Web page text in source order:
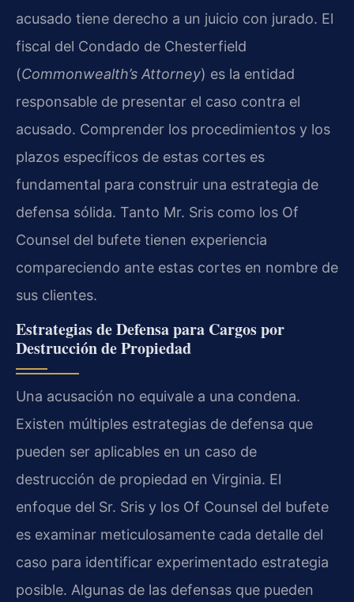
acusado tiene derecho a un juicio con jurado. El
fiscal del Condado de Chesterfield
(Commonwealth’s Attorney) es la entidad
responsable de presentar el caso contra el
acusado. Comprender los procedimientos y los
plazos específicos de estas cortes es
fundamental para construir una estrategia de
defensa sólida. Tanto Mr. Sris como los Of
Counsel del bufete tienen experiencia
compareciendo ante estas cortes en nombre de
sus clientes.
Estrategias de Defensa para Cargos por
Destrucción de Propiedad
Una acusación no equivale a una condena.
Existen múltiples estrategias de defensa que
pueden ser aplicables en un caso de
destrucción de propiedad en Virginia. El
enfoque del Sr. Sris y los Of Counsel del bufete
es examinar meticulosamente cada detalle del
caso para identificar experimentado estrategia
posible. Algunas de las defensas que pueden